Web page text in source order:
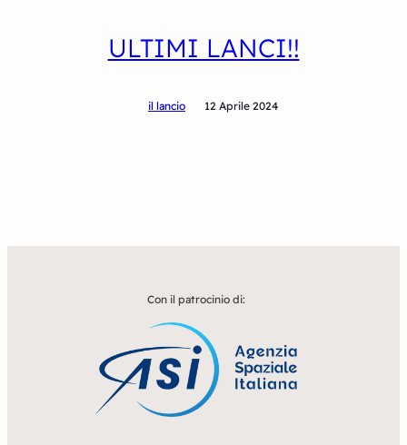
ULTIMI LANCI!!
il lancio 12 Aprile 2024
Con il patrocinio di: